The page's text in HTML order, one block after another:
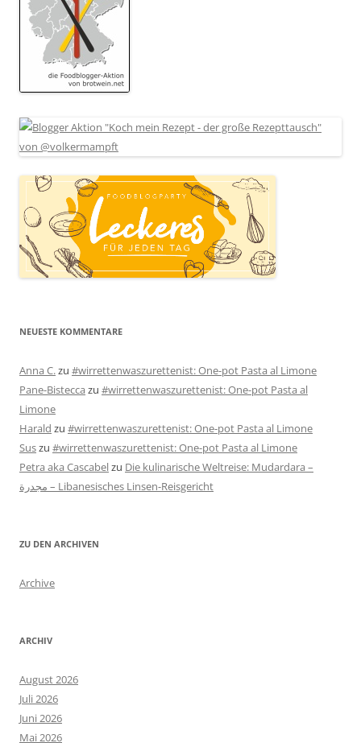
NEUESTE KOMMENTARE
Anna C.zu #wirrettenwaszurettenist: One-pot Pasta al Limone
Pane-Bistecca zu #wirrettenwaszurettenist: One-pot Pasta al
Limone
Harald zu #wirrettenwaszurettenist: One-pot Pasta al Limone
Suszu #wirrettenwaszurettenist: One-pot Pasta al Limone
Petra aka Cascabelzu Die kulinarische Weltreise: Mudardara –
مجدرة – Libanesisches Linsen-Reisgericht
ZU DEN ARCHIVEN
Archive
ARCHIV
August 2026
Juli 2026
Juni 2026
Mai 2026